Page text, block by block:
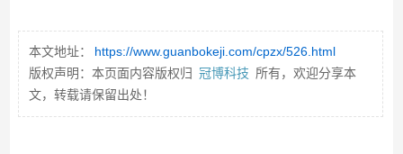
本文地址：
https://www.guanbokeji.com/cpzx/526.html
版权声明：本页面内容版权归 冠博科技 所有，欢迎分享本
文，转载请保留出处！